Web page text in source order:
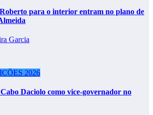
para o interior entram no plano de
Garcia
2026
Daciolo como vice-governador no